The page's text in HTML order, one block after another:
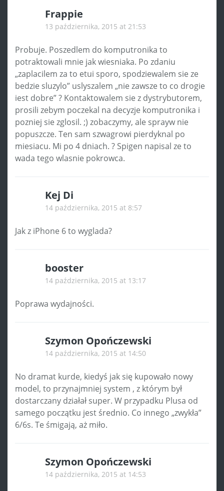
Frappie
13 października, 2015 at 21:53
Probuje. Poszedlem do komputronika to
potraktowali mnie jak wiesniaka. Po zdaniu
„zaplacilem za to etui sporo, spodziewalem sie ze
bedzie sluzylo” uslyszalem „nie zawsze to co drogie
iest dobre” ? Kontaktowalem sie z dystrybutorem,
prosili zebym poczekal na decyzje komputronika i
pozniej sie zglosil. ;) zobaczymy, ale sprayw nie
popuszcze. Ten sam szwagrowi pierdyknal po
miesiacu. Mi po 4 dniach. ? Spigen napisal ze to
wada tego wlasnie pokrowca.
Kej Di
14 października, 2015 at 8:57
Jak z iPhone 6 to wyglada?
booster
14 października, 2015 at 13:17
Poprawa wydajności.
Szymon Opończewski
14 października, 2015 at 14:50
No dramat kurde, kiedyś jak się kupowało nowy
model, to przynajmniej system , z którym był
dostarczany działał super. W przypadku Plusa od
samego początku jest średnio. Co innego „zwykła”
6/6s. Te śmigają, aż miło.
Szymon Opończewski
14 października, 2015 at 14:53